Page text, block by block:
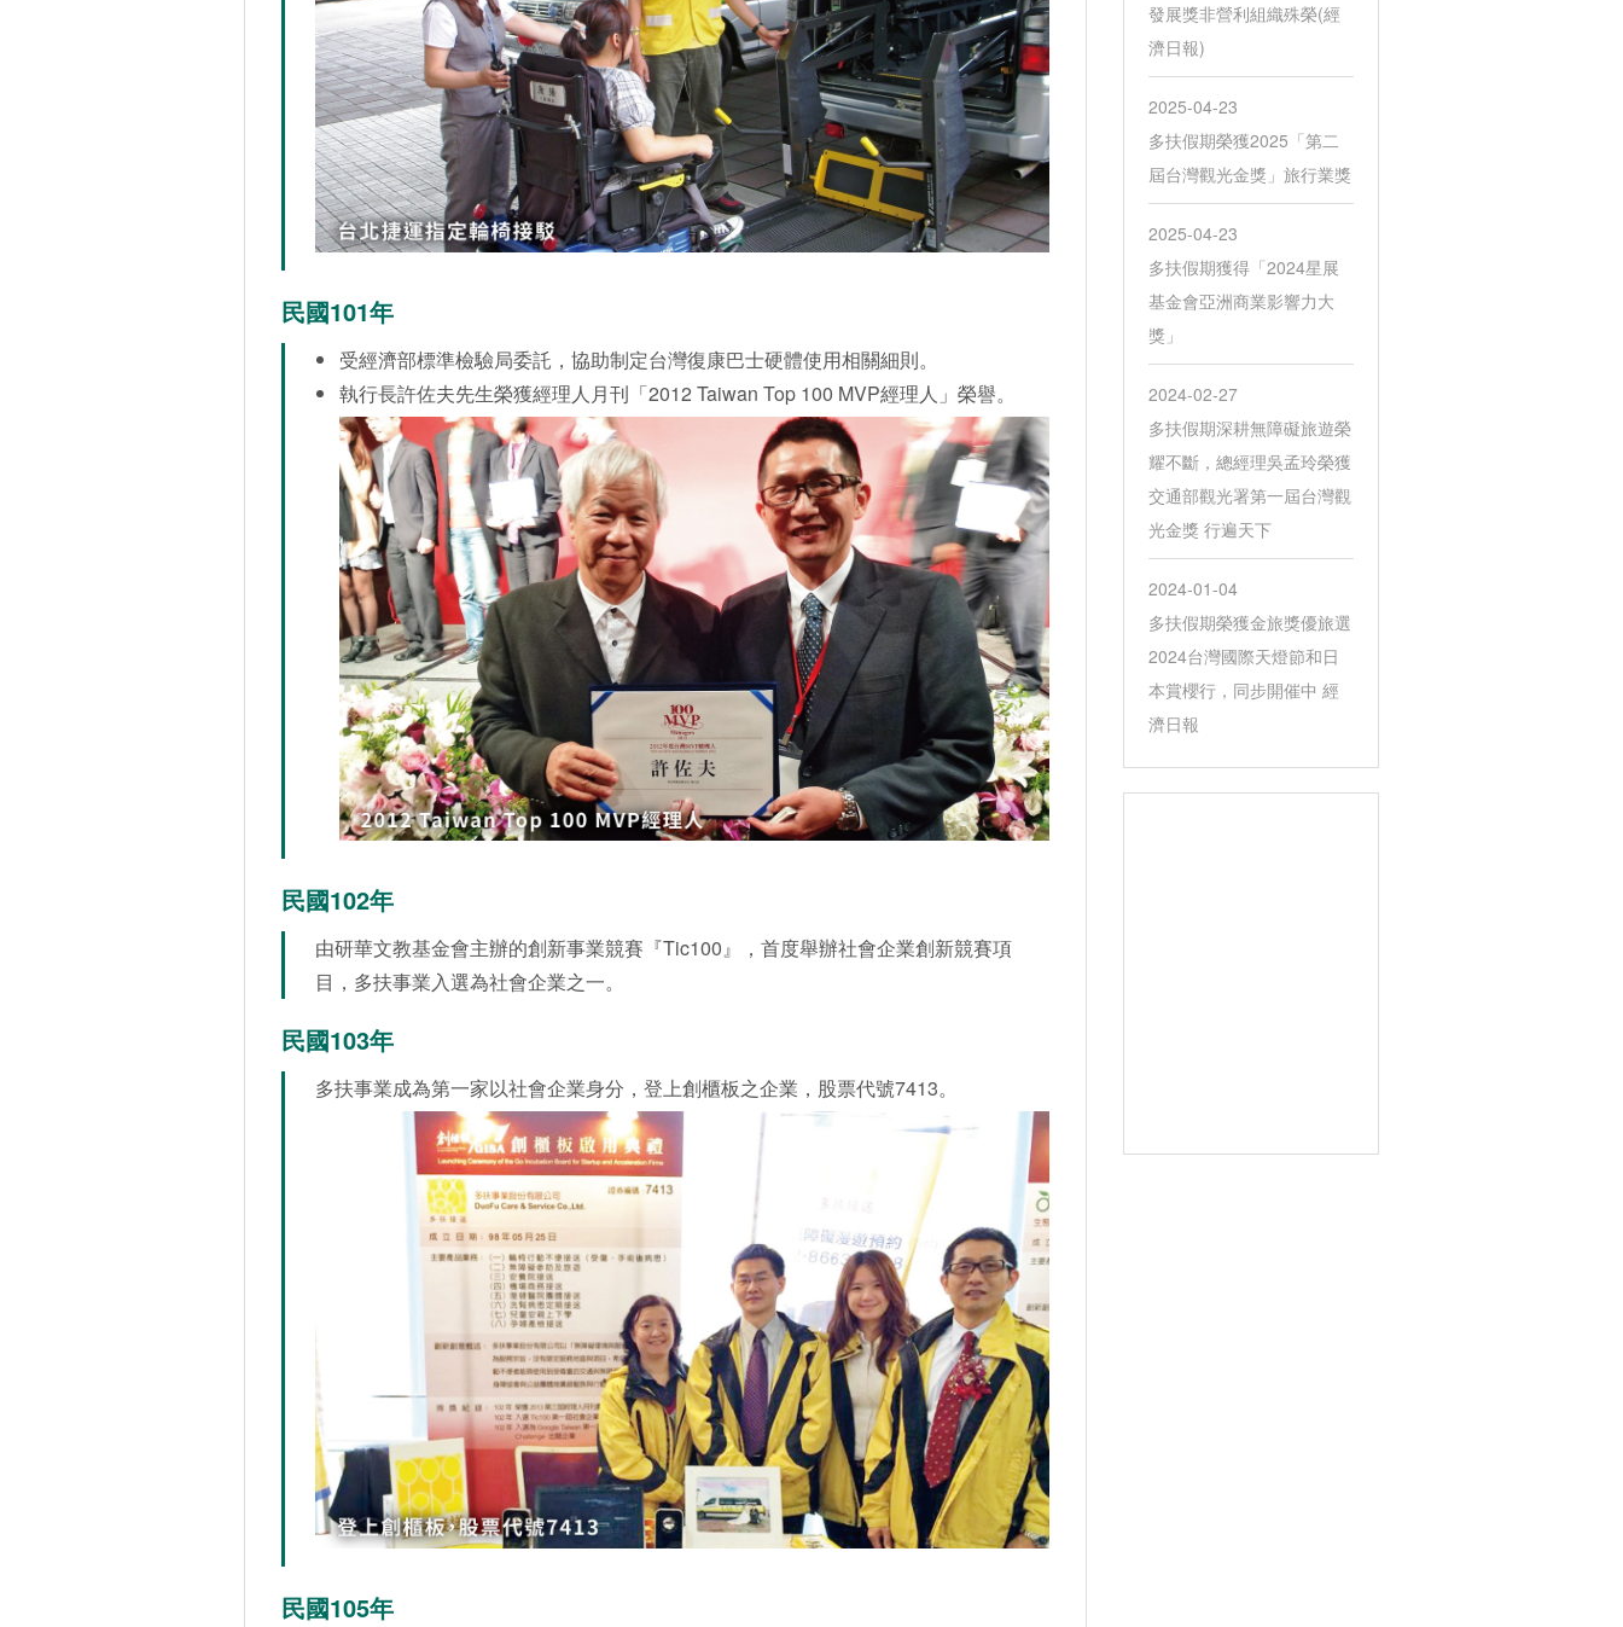
民國101年
受經濟部標準檢驗局委託，協助制定台灣復康巴士硬體使用相關細則。
執行長許佐夫先生榮獲經理人月刊「2012 Taiwan Top 100 MVP經理人」榮譽。
民國102年
由研華文教基金會主辦的創新事業競賽『Tic100』，首度舉辦社會企業創新競賽項
目，多扶事業入選為社會企業之一。
民國103年
多扶事業成為第一家以社會企業身分，登上創櫃板之企業，股票代號7413。
民國105年
發展獎非營利組織殊榮(經
濟日報)
2025-04-23
多扶假期榮獲2025「第二
屆台灣觀光金獎」旅行業獎
2025-04-23
多扶假期獲得「2024星展
基金會亞洲商業影響力大
獎」
2024-02-27
多扶假期深耕無障礙旅遊榮
耀不斷，總經理吳孟玲榮獲
交通部觀光署第一屆台灣觀
光金獎 行遍天下
2024-01-04
多扶假期榮獲金旅獎優旅選
2024台灣國際天燈節和日
本賞櫻行，同步開催中 經
濟日報